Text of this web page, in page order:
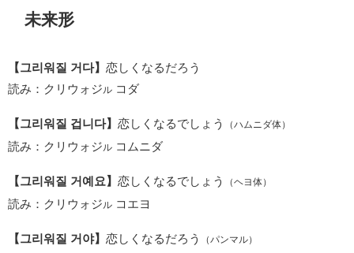
未来形
【그리워질 거다】 恋しくなるだろう
読み：クリウォジ ル コダ
【그리워질 겁니다】 恋しくなるでしょう （ハムニダ体）
読み：クリウォジ ル コムニダ
【그리워질 거예요】 恋しくなるでしょう （ヘヨ体）
読み：クリウォジ ル コエヨ
【그리워질 거야】 恋しくなるだろう （パンマル）